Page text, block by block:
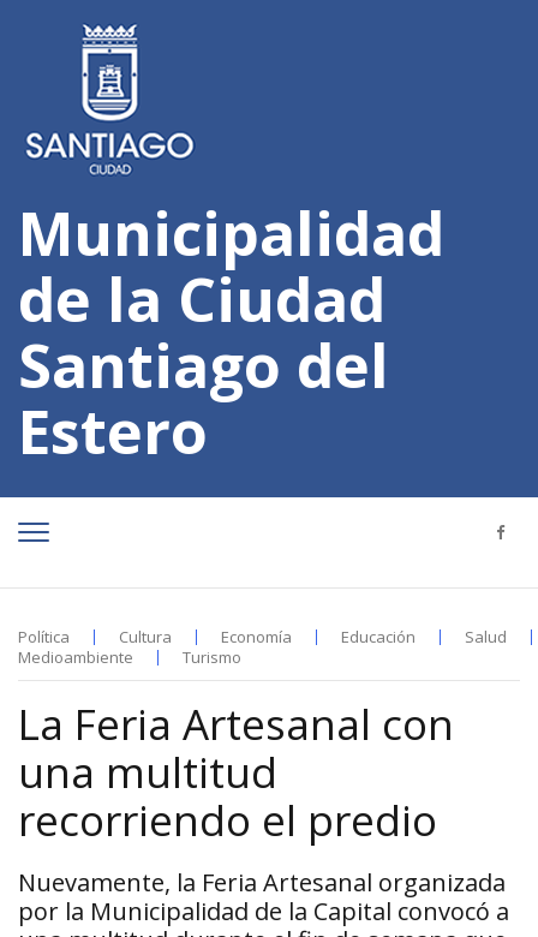
Municipalidad
de la Ciudad
Santiago del
Estero
Política Cultura Economía Educación
Salud
Medioambiente
Turismo
La Feria Artesanal con
una multitud
recorriendo el predio
Nuevamente, la Feria Artesanal organizada
por la Municipalidad de la Capital convocó a